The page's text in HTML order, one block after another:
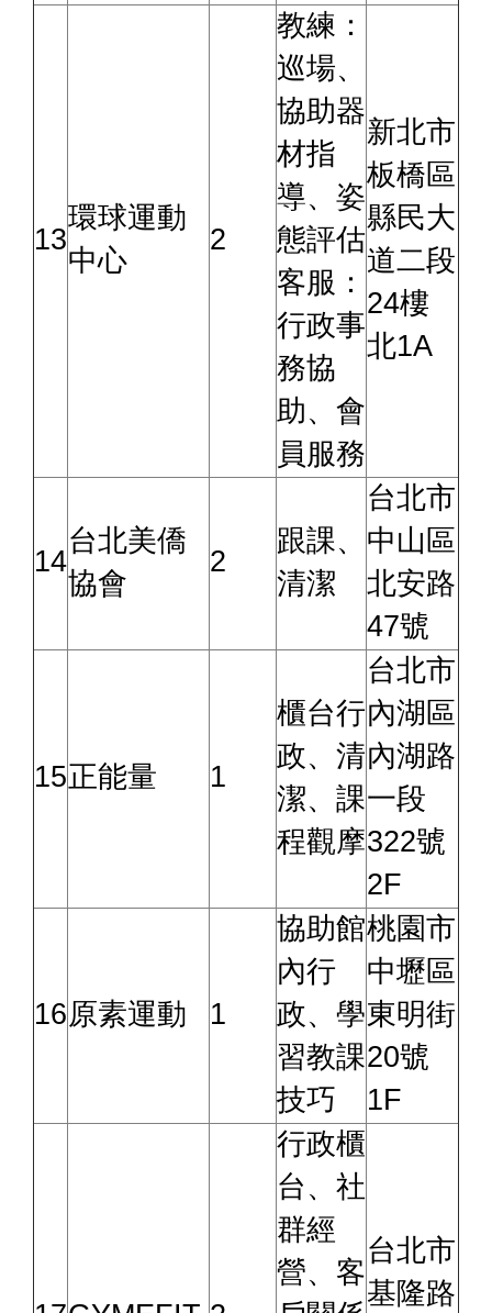
13
環球運動
中心
2
教練：
巡場、
協助器
材指
導、姿
態評估
客服：
行政事
務協
助、會
員服務
新北市
板橋區
縣民大
道二段
24樓
北1A
14
台北美僑
協會
2
跟課、
清潔
台北市
中山區
北安路
47號
15正能量 1
櫃台行
政、清
潔、課
程觀摩
台北市
內湖區
內湖路
一段
322號
2F
16原素運動 1
協助館
內行
政、學
習教課
技巧
桃園市
中壢區
東明街
20號
1F
行政櫃
台、社
群經
營、客
台北市
基隆路